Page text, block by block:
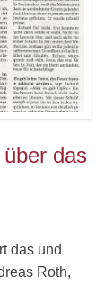
das
das und
Roth,